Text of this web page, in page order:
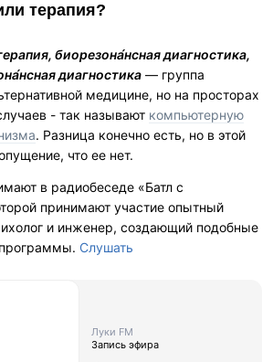
терапия?
биорезона́нсная диагностика,
диагностика— группа
медицине, но на просторах
- так называют компьютерную
. Разница конечно есть, но в этой
что ее нет.
в радиобеседе «Батл с
принимают участие опытный
и инженер, создающий подобные
Слушать
Луки FM
Запись эфира